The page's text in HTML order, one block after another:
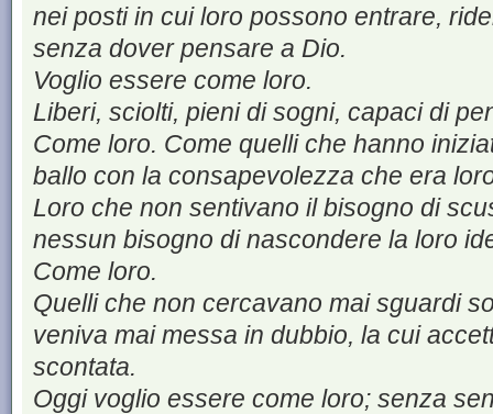
nei posti in cui loro possono entrare,
senza dover pensare a Dio.
Voglio essere come loro.
Liberi, sciolti, pieni di sogni, capaci di
Come loro. Come quelli che hanno
ballo con la consapevolezza che era
Loro che non sentivano il bisogno di
nessun bisogno di nascondere la loro
Come loro.
Quelli che non cercavano mai sguardi
veniva mai messa in dubbio, la cui
scontata.
Oggi voglio essere come loro; senza